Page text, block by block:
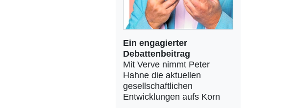
Ein engagierter
Debattenbeitrag
Mit Verve nimmt Peter
Hahne die aktuellen
gesellschaftlichen
Entwicklungen aufs Korn